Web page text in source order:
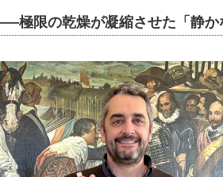
極限の乾燥が凝縮させた「静か